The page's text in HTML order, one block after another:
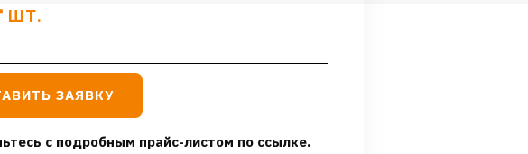
ШТ.
ЗАЯВКУ
с подробным прайс-листом по ссылке.